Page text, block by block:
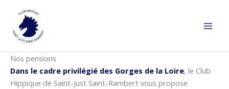
contenu
Nos pensions
Dans le cadre privilégié des Gorges de la Loire, le Club
Hippique de Saint-Just Saint-Rambert vous propose